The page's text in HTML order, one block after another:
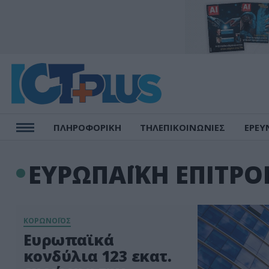
ΠΛΗΡΟΦΟΡΙΚΗ ΤΗΛΕΠΙΚΟΙΝΩΝΙΕΣ
ΕΥΡΩΠΑΪΚΗ
ΚΟΡΩΝΟΪΟΣ
Ευρωπαϊκά
κονδύλια 123 εκατ.